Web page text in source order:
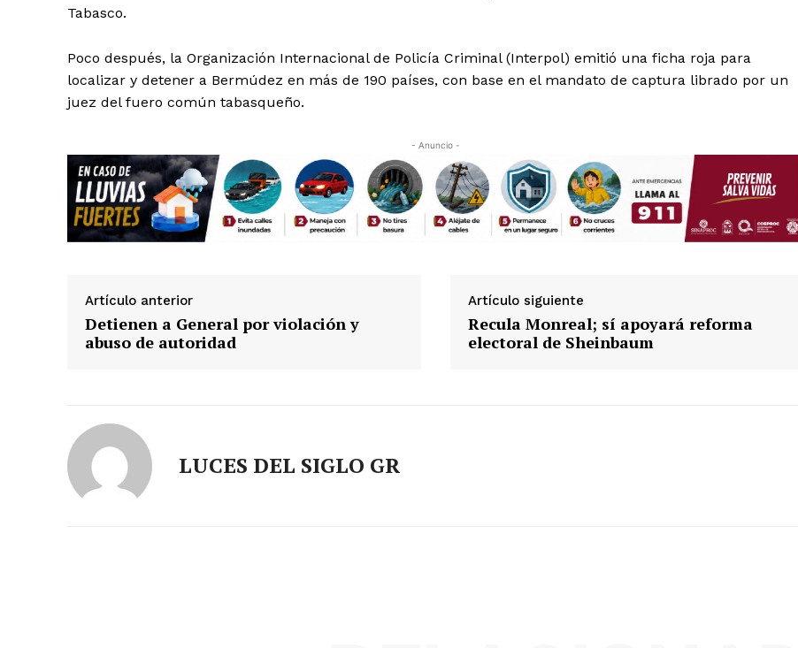
Tabasco.
Poco después, la Organización Internacional de Policía Criminal (Interpol) emitió una ficha roja para
localizar y detener a Bermúdez en más de 190 países, con base en el mandato de captura librado por un
juez del fuero común tabasqueño.
- Anuncio -
Artículo anterior
Detienen a General por violación y
abuso de autoridad
Artículo siguiente
Recula Monreal; sí apoyará reforma
electoral de Sheinbaum
LUCES DEL SIGLO GR